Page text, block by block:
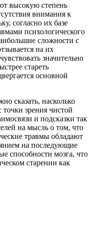
высокую степень
внимания к
согласно их базе
психологического
сложности с
на их
значительно
стареть
основной
сказать, насколько
точки зрения чистой
и подсказки так
на мысль о том, что
травмы обладают
на последующие
способности мозга, что
старении как